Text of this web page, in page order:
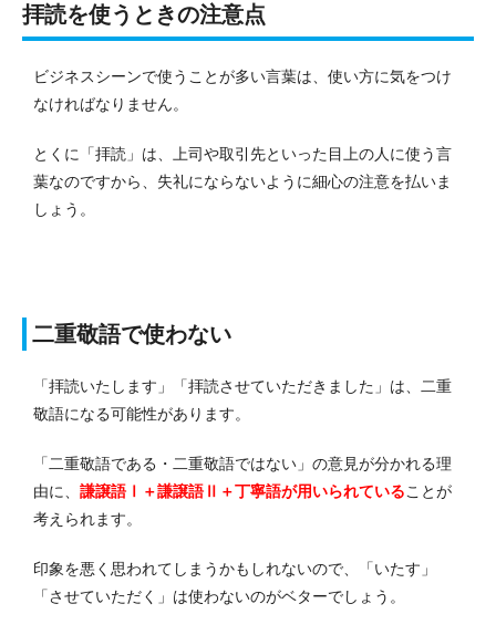
拝読を使うときの注意点
ビジネスシーンで使うことが多い言葉は、使い方に気をつけ
なければなりません。
とくに「拝読」は、上司や取引先といった目上の人に使う言
葉なのですから、失礼にならないように細心の注意を払いま
しょう。
二重敬語で使わない
「拝読いたします」「拝読させていただきました」は、二重
敬語になる可能性があります。
「二重敬語である・二重敬語ではない」の意見が分かれる理
由に、 謙譲語Ⅰ＋謙譲語Ⅱ＋丁寧語が用いられていることが
考えられます。
印象を悪く思われてしまうかもしれないので、「いたす」
「させていただく」は使わないのがベターでしょう。